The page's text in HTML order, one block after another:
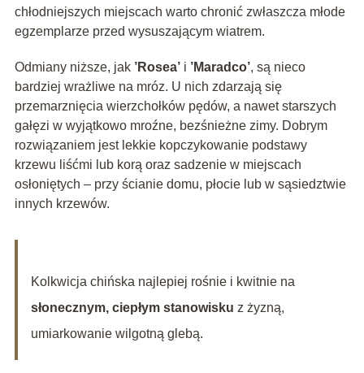
chłodniejszych miejscach warto chronić zwłaszcza młode
egzemplarze przed wysuszającym wiatrem.
Odmiany niższe, jak ’Rosea’i ’Maradco’, są nieco
bardziej wrażliwe na mróz. U nich zdarzają się
przemarznięcia wierzchołków pędów, a nawet starszych
gałęzi w wyjątkowo mroźne, bezśnieżne zimy. Dobrym
rozwiązaniem jest lekkie kopczykowanie podstawy
krzewu liśćmi lub korą oraz sadzenie w miejscach
osłoniętych – przy ścianie domu, płocie lub w sąsiedztwie
innych krzewów.
Kolkwicja chińska najlepiej rośnie i kwitnie na
słonecznym, ciepłym stanowisku z żyzną,
umiarkowanie wilgotną glebą.